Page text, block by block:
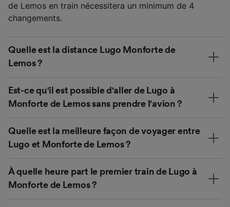
de Lemos en train nécessitera un minimum de 4
changements.
Quelle est la distance Lugo Monforte de
Lemos ?
Est-ce qu'il est possible d'aller de Lugo à
Monforte de Lemos sans prendre l'avion ?
Quelle est la meilleure façon de voyager entre
Lugo et Monforte de Lemos ?
À quelle heure part le premier train de Lugo à
Monforte de Lemos ?